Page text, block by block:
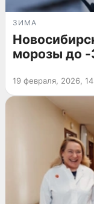
ЗИМА
морозы до -
19 февраля, 2026,